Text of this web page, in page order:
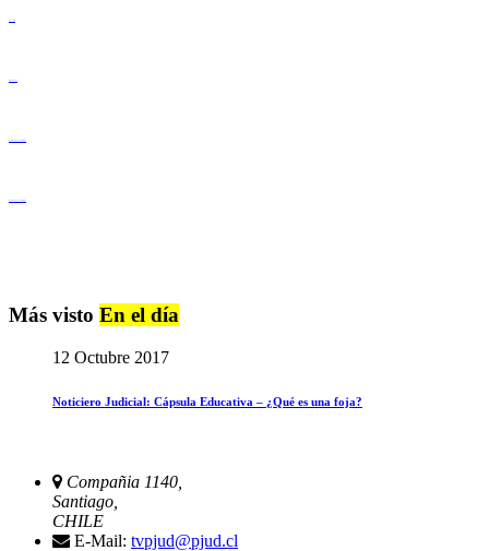
Más visto En el día
12 Octubre 2017
Noticiero Judicial: Cápsula Educativa – ¿Qué es una foja?
Compañia 1140,
Santiago,
CHILE
E-Mail: tvpjud@pjud.cl